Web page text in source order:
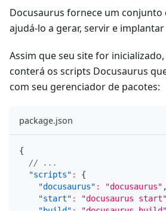
Docusaurus fornece um conjunto
ajudá-lo a gerar, servir e implantar
Assim que seu site for
conterá os scripts Docusaurus
com seu gerenciador de pacotes:
package.json
{
// ...
"scripts" :
{
"docusaurus" : "docusaurus" ,
"start" : "docusaurus start"